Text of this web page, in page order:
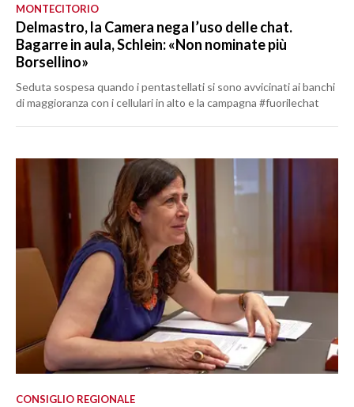
MONTECITORIO
Delmastro, la Camera nega l’uso delle chat.
Bagarre in aula, Schlein: «Non nominate più
Borsellino»
Seduta sospesa quando i pentastellati si sono avvicinati ai banchi
di maggioranza con i cellulari in alto e la campagna #fuorilechat
CONSIGLIO REGIONALE